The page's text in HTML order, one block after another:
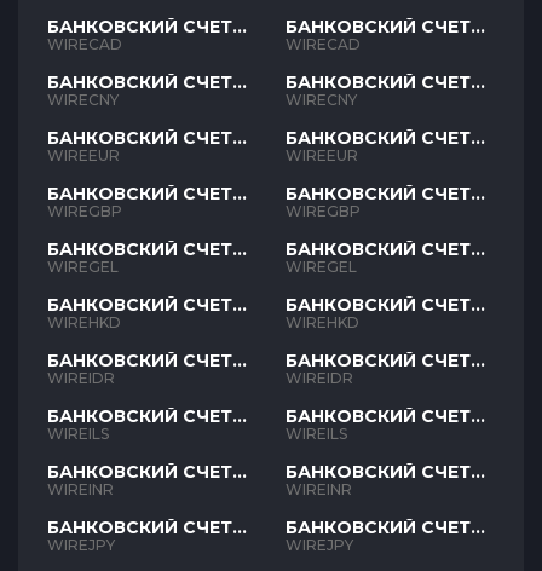
БАНКОВСКИЙ СЧЕТ
CAD
WIRECAD
БАНКОВСКИЙ СЧЕТ
CNY
WIRECNY
БАНКОВСКИЙ СЧЕТ
EUR
WIREEUR
БАНКОВСКИЙ СЧЕТ
GBP
WIREGBP
БАНКОВСКИЙ СЧЕТ
GEL
WIREGEL
БАНКОВСКИЙ СЧЕТ
HKD
WIREHKD
БАНКОВСКИЙ СЧЕТ
IDR
WIREIDR
БАНКОВСКИЙ СЧЕТ
ILS
WIREILS
БАНКОВСКИЙ СЧЕТ
INR
WIREINR
БАНКОВСКИЙ СЧЕТ
JPY
WIREJPY
БАНКОВСКИЙ СЧЕТ
CAD
WIRECAD
БАНКОВСКИЙ СЧЕТ
CNY
WIRECNY
БАНКОВСКИЙ СЧЕТ
EUR
WIREEUR
БАНКОВСКИЙ СЧЕТ
GBP
WIREGBP
БАНКОВСКИЙ СЧЕТ
GEL
WIREGEL
БАНКОВСКИЙ СЧЕТ
HKD
WIREHKD
БАНКОВСКИЙ СЧЕТ
IDR
WIREIDR
БАНКОВСКИЙ СЧЕТ
ILS
WIREILS
БАНКОВСКИЙ СЧЕТ
INR
WIREINR
БАНКОВСКИЙ СЧЕТ
JPY
WIREJPY